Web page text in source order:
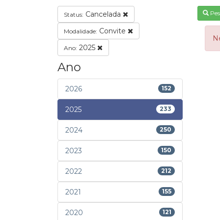
Status: Cancelada
Modalidade: Convite
Ano: 2025
Ano
2026 152
2025 233
2024 250
2023 150
2022 212
2021 155
2020 121